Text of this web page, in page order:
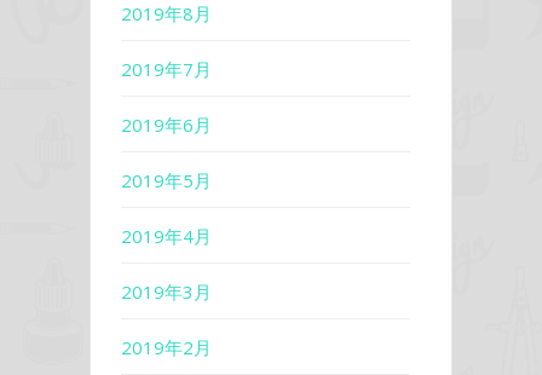
2019年8月
2019年7月
2019年6月
2019年5月
2019年4月
2019年3月
2019年2月